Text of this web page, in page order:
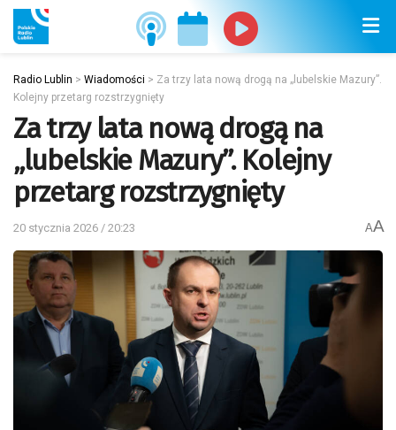
Radio Lublin > Wiadomości > Za trzy lata nową drogą na „lubelskie Mazury”.
Kolejny przetarg rozstrzygnięty
Za trzy lata nową drogą na
„lubelskie Mazury”. Kolejny
przetarg rozstrzygnięty
20 stycznia 2026 / 20:23 AA